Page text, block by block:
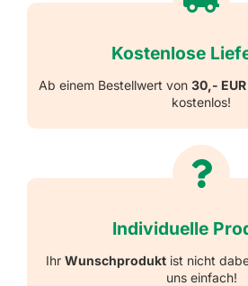
Kostenlose
Ab einem Bestellwert von 30,- EUR
kostenlos!
Individuelle
Ihr Wunschproduktist nicht
uns einfach!